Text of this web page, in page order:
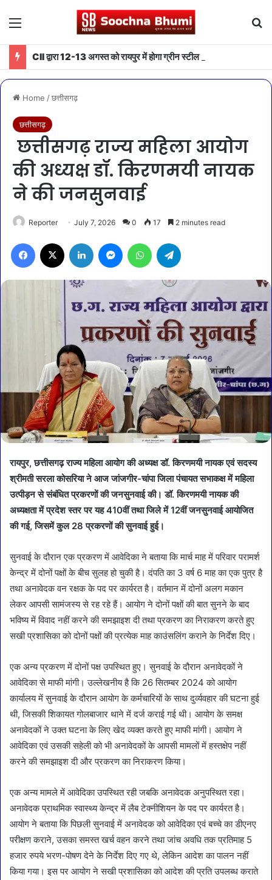
Menu
Home /छत्तीसगढ़
छत्तीसगढ़
छत्तीसगढ़ राज्य महिला आयोग
की अध्यक्ष डॉ. किरणमयी नायक
ने की जनसुनवाई
Reporter July 7, 2026 0 17 2 minutes read
Facebook LinkedIn MessengerWhatsApp
रायपुर, छत्तीसगढ़ राज्य महिला आयोग की अध्यक्ष डॉ. किरणमयी नायक एवं सदस्य
श्रीमती सरला कोसरिया ने आज जांजगीर-चांपा जिला पंचायत सभाकक्ष में महिला
उत्पीड़न से संबंधित प्रकरणों की जनसुनवाई की। डॉ. किरणमयी नायक की
अध्यक्षता में प्रदेश स्तर पर यह 410वीं तथा जिले में 12वीं जनसुनवाई आयोजित
की गई, जिसमें कुल 28 प्रकरणों की सुनवाई हुई।
सुनवाई के दौरान एक प्रकरण में आवेदिका ने बताया कि मार्च माह में परिवार परामर्श
केन्द्र में दोनों पक्षों के बीच सुलह हो चुकी है। दंपति का 3 वर्ष 6 माह का एक पुत्र है
तथा अनावेदक वन रक्षक के पद पर कार्यरत है। वर्तमान में दोनों अलग मकान
लेकर आपसी सामंजस्य से रह रहे हैं। आयोग ने दोनों पक्षों की बात सुनने के बाद
भविष्य में विवाद नहीं करने की समझाइश दी तथा प्रकरण का निराकरण करते हुए
सखी प्रशासिका को दोनों पक्षों की प्रत्येक माह काउंसलिंग कराने के निर्देश दिए।
एक अन्य प्रकरण में दोनों पक्ष उपस्थित हुए। सुनवाई के दौरान अनावेदकों ने
आवेदिका से माफी मांगी। उल्लेखनीय है कि 26 सितम्बर 2024 को आयोग
कार्यालय में सुनवाई के दौरान आयोग के कर्मचारियों के साथ दुर्व्यवहार की घटना हुई
थी, जिसकी शिकायत गोलबाजार थाने में दर्ज कराई गई थी। आयोग के समक्ष
अनावेदकों ने उक्त घटना के लिए खेद व्यक्त करते हुए माफी मांगी। आयोग ने
आवेदिका एवं उसकी सहेली को भी अनावेदकों के आपसी मामलों में हस्तक्षेप नहीं
करने की समझाइश दी और प्रकरण का निराकरण किया।
एक अन्य मामले में आवेदिका उपस्थित रही जबकि अनावेदक अनुपस्थित रहा।
अनावेदक प्राथमिक स्वास्थ्य केन्द्र में लैब टेक्नीशियन के पद पर कार्यरत है।
आयोग ने बताया कि पिछली सुनवाई में अनावेदक को आवेदिका एवं बच्चे का डीएनए
परीक्षण कराने, उसका समस्त खर्च वहन करने तथा जांच अवधि तक प्रतिमाह 5
हजार रुपये भरण-पोषण देने के निर्देश दिए गए थे, लेकिन आदेश का पालन नहीं
किया गया। इस पर आयोग ने सखी प्रशासिका को आदेश की प्रति उपलब्ध कराते